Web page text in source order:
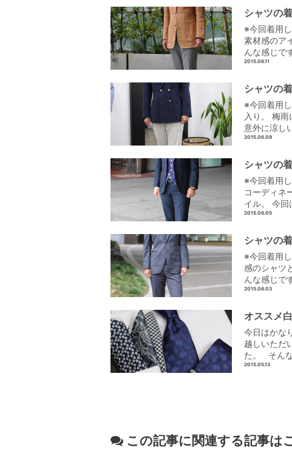
シャツの
※今回着用
素材感のア
んな感じで
2015.06.11
シャツの
※今回着用
入り。 梅
意外に涼し
2015.06.09
シャツの
※今回着用
コーディネ
イル。 今
2015.06.05
シャツの
※今回着用
感のシャツ
んな感じで
2015.06.03
オススメ
今日はかな
越しいただ
た。 そん
2015.05.13
この記事に関連する記事は